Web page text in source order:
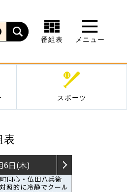
番組表 メニュー
スポーツ
表